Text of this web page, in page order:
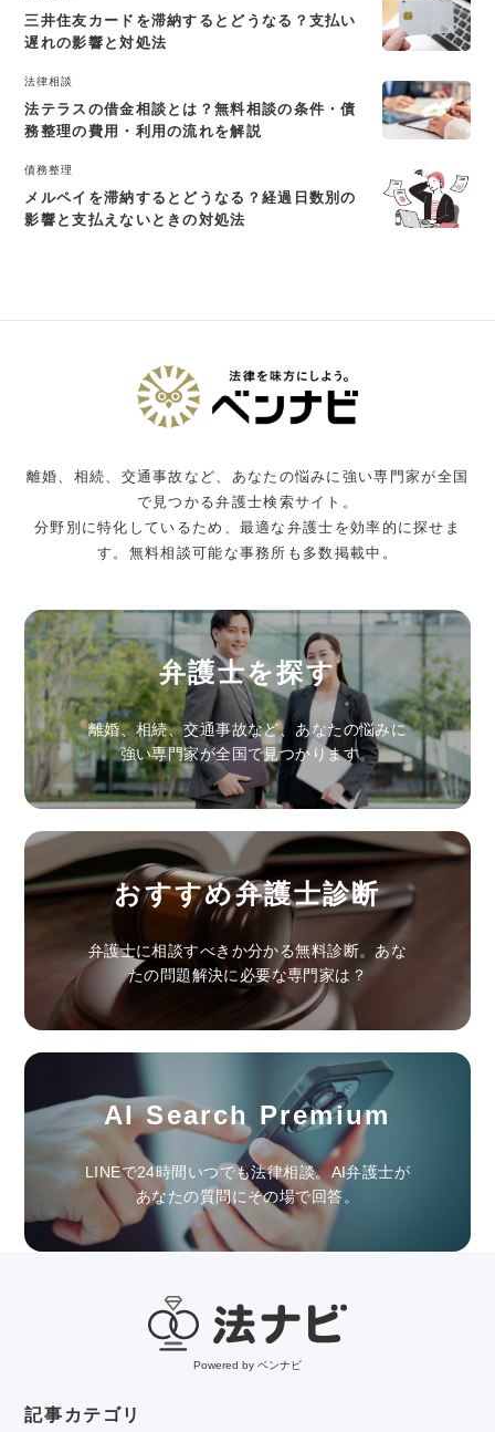
三井住友カードを滞納するとどうなる？支払い
遅れの影響と対処法
法律相談
法テラスの借金相談とは？無料相談の条件・債
務整理の費用・利用の流れを解説
債務整理
メルペイを滞納するとどうなる？経過日数別の
影響と支払えないときの対処法
離婚、相続、交通事故など、あなたの悩みに強い専門家が全国
で見つかる弁護士検索サイト。
分野別に特化しているため、最適な弁護士を効率的に探せま
す。無料相談可能な事務所も多数掲載中。
弁護士を探す
離婚、相続、交通事故など、あなたの悩みに
強い専門家が全国で見つかります。
おすすめ弁護士診断
弁護士に相談すべきか分かる無料診断。あな
たの問題解決に必要な専門家は？
AI Search Premium
LINEで24時間いつでも法律相談。AI弁護士が
あなたの質問にその場で回答。
Powered by ベンナビ
記事カテゴリ